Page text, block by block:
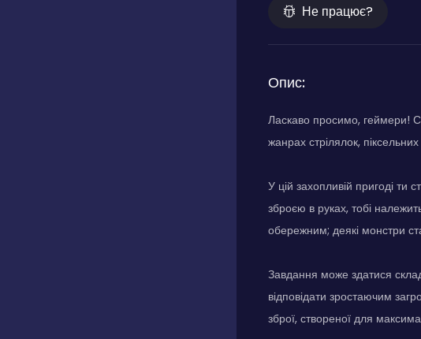
Не працює?
Опис:
Ласкаво просимо, геймери!
жанрах стрілялок,
У цій захопливій пригоді ти
зброєю в руках, тобі
обережним; деякі монстри
Завдання може здатися
відповідати зростаючим
зброї, створеної для